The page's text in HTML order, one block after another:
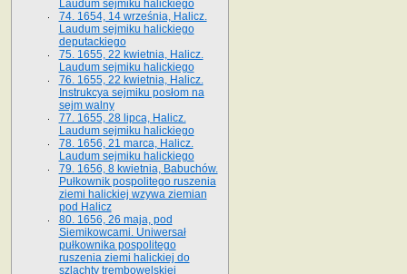
Laudum sejmiku halickiego
74. 1654, 14 września, Halicz.
Laudum sejmiku halickiego
deputackiego
75. 1655, 22 kwietnia, Halicz.
Laudum sejmiku halickiego
76. 1655, 22 kwietnia, Halicz.
Instrukcya sejmiku posłom na
sejm walny
77. 1655, 28 lipca, Halicz.
Laudum sejmiku halickiego
78. 1656, 21 marca, Halicz.
Laudum sejmiku halickiego
79. 1656, 8 kwietnia, Babuchów.
Pułkownik pospolitego ruszenia
ziemi halickiej wzywa ziemian
pod Halicz
80. 1656, 26 maja, pod
Siemikowcami. Uniwersał
pułkownika pospolitego
ruszenia ziemi halickiej do
szlachty trembowelskiej